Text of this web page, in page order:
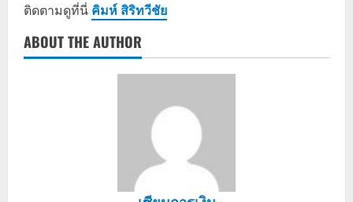
ติดตามดูที่นี่ คิมห์ สิริทวีชัย
ABOUT THE AUTHOR